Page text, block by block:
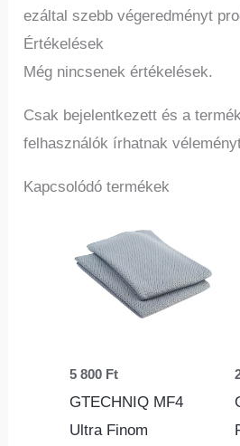
ezáltal szebb végeredményt
Értékelések
Még nincsenek értékelések.
Csak bejelentkezett és a
felhasználók írhatnak
Kapcsolódó termékek
5 800 Ft
GTECHNIQ MF4
Ultra Finom